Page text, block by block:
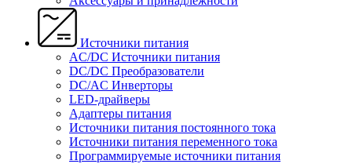
Источники питания
AC/DC Источники питания
DC/DC Преобразователи
DC/AC Инверторы
LED-драйверы
Адаптеры питания
Источники питания постоянного тока
Источники питания переменного тока
Программируемые источники питания